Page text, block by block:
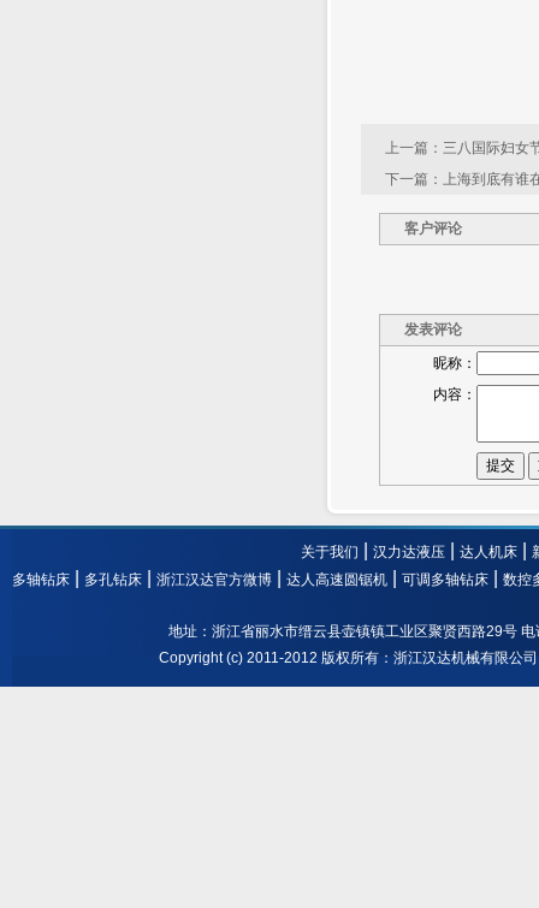
上一篇： 三八国际妇女
下一篇： 上海到底有谁
客户评论
发表评论
昵称：
内容：
提交
关于我们 汉力达液压 达人机床
多轴钻床
多孔钻床 浙江汉达官方微博 达人高速圆锯机 可调多轴钻床 数控
地址：浙江省丽水市缙云县壶镇镇工业区聚贤西路29号
Copyright (c) 2011-2012 版权所有：浙江汉达机械有限公